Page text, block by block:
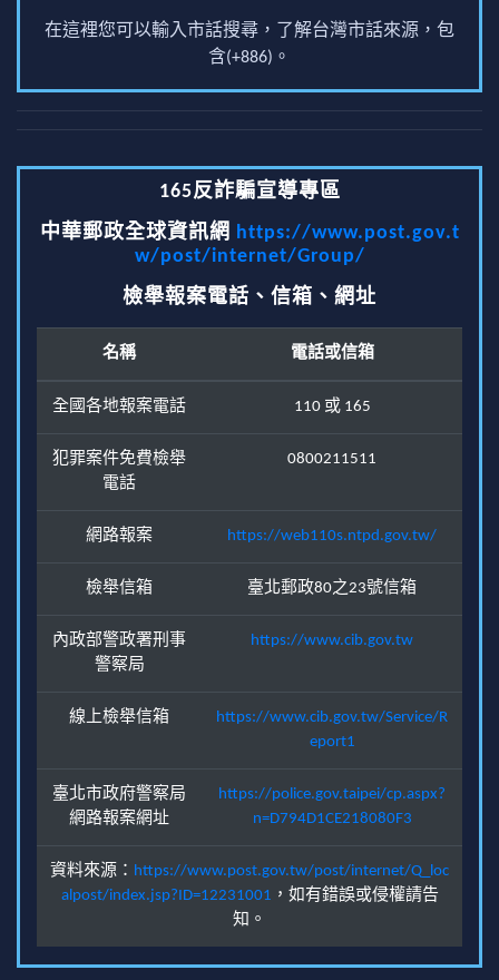
在這裡您可以輸入市話搜尋，了解台灣市話來源，包
含(+886)。
165反詐騙宣導專區
中華郵政全球資訊網 https://www.post.gov.t
w/post/internet/Group/
檢舉報案電話、信箱、網址
名稱 電話或信箱
全國各地報案電話 110 或 165
犯罪案件免費檢舉
電話
0800211511
網路報案 https://web110s.ntpd.gov.tw/
檢舉信箱 臺北郵政80之23號信箱
內政部警政署刑事
警察局
https://www.cib.gov.tw
線上檢舉信箱
https://www.cib.gov.tw/Service/R
eport1
臺北市政府警察局
網路報案網址
https://police.gov.taipei/cp.aspx?
n=D794D1CE218080F3
資料來源： https://www.post.gov.tw/post/internet/Q_loc
alpost/index.jsp?ID=12231001 ，如有錯誤或侵權請告
知。